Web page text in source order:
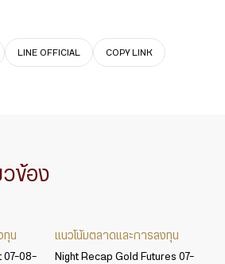
LINE OFFICIAL COPY LINK
ข้อง
ทุน
07-08-
แนวโน้มตลาดและการลงทุน
Night Recap Gold Futures 07-